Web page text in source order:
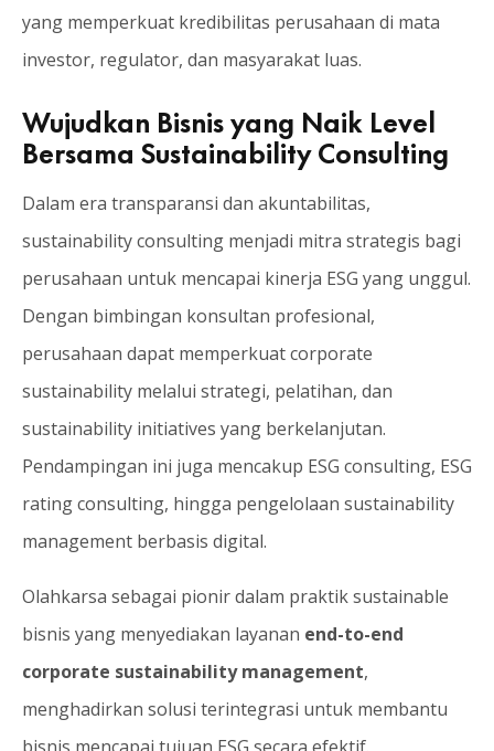
yang memperkuat kredibilitas perusahaan di mata
investor, regulator, dan masyarakat luas.
Wujudkan Bisnis yang Naik Level
Bersama Sustainability Consulting
Dalam era transparansi dan akuntabilitas,
sustainability consulting menjadi mitra strategis bagi
perusahaan untuk mencapai kinerja ESG yang unggul.
Dengan bimbingan konsultan profesional,
perusahaan dapat memperkuat corporate
sustainability melalui strategi, pelatihan, dan
sustainability initiatives yang berkelanjutan.
Pendampingan ini juga mencakup ESG consulting, ESG
rating consulting, hingga pengelolaan sustainability
management berbasis digital.
Olahkarsa sebagai pionir dalam praktik sustainable
bisnis yang menyediakan layanan end-to-end
corporate sustainability management,
menghadirkan solusi terintegrasi untuk membantu